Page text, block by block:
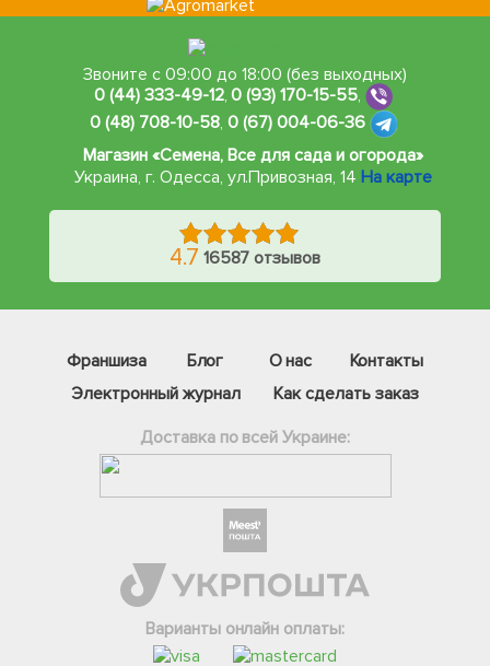
Звоните с 09:00 до 18:00 (без выходных)
0 (44) 333-49-12,0 (93) 170-15-55,
0 (48) 708-10-58, 0 (67) 004-06-36
Магазин «Семена, Все для сада и огорода»
Украина, г. Одесса, ул.Привозная, 14 На карте
4.7 16587 отзывов
Франшиза Блог О нас
Контакты
Электронный журнал
Как сделать заказ
Доставка по всей Украине:
Варианты онлайн оплаты:
Інстаграм
Онлайн чат